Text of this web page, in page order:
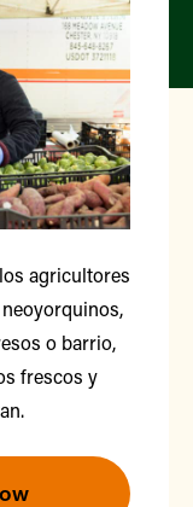
agricultores
o barrio,
frescos y